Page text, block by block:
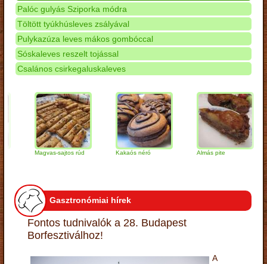
Palóc gulyás Sziporka módra
Töltött tyúkhúsleves zsályával
Pulykazúza leves mákos gombóccal
Sóskaleves reszelt tojással
Csalános csirkegaluskaleves
Magvas-sajtos rúd Kakaós néró Almás pite
Gasztronómiai hírek
Fontos tudnivalók a 28. Budapest
Borfesztiválhoz!
A